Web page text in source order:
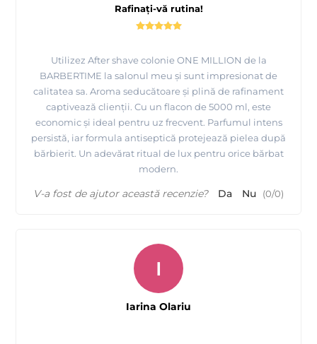
Rafinați-vă rutina!
Utilizez After shave colonie ONE MILLION de la
BARBERTIME la salonul meu și sunt impresionat de
calitatea sa. Aroma seducătoare și plină de rafinament
captivează clienții. Cu un flacon de 5000 ml, este
economic și ideal pentru uz frecvent. Parfumul intens
persistă, iar formula antiseptică protejează pielea după
bărbierit. Un adevărat ritual de lux pentru orice bărbat
modern.
V-a fost de ajutor această recenzie? Da Nu (0/0)
I
Iarina Olariu